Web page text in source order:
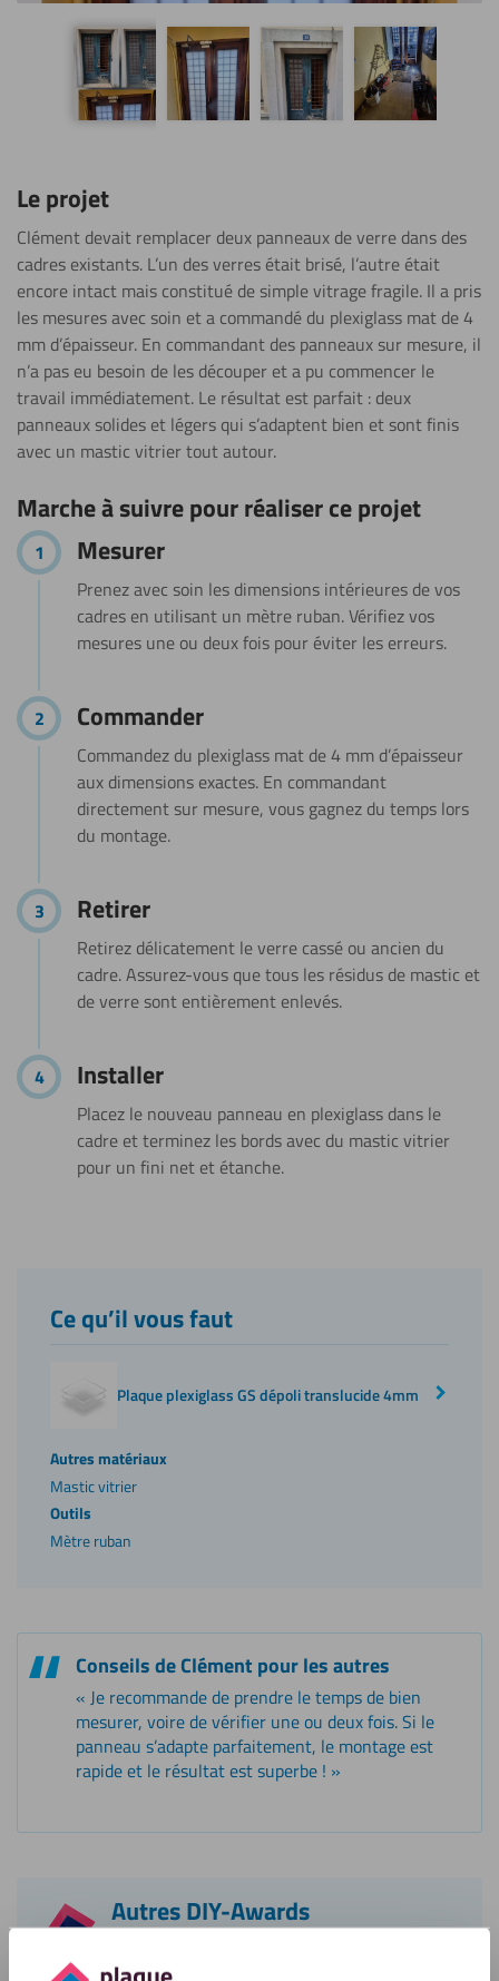
Le projet
Clément devait remplacer deux panneaux de verre dans des
cadres existants. L’un des verres était brisé, l’autre était
encore intact mais constitué de simple vitrage fragile. Il a pris
les mesures avec soin et a commandé du plexiglass mat de 4
mm d’épaisseur. En commandant des panneaux sur mesure, il
n’a pas eu besoin de les découper et a pu commencer le
travail immédiatement. Le résultat est parfait : deux
panneaux solides et légers qui s’adaptent bien et sont finis
avec un mastic vitrier tout autour.
Marche à suivre pour réaliser ce projet
étapesMesurer
Prenez avec soin les dimensions intérieures de vos
cadres en utilisant un mètre ruban. Vérifiez vos
mesures une ou deux fois pour éviter les erreurs.
Commander
Commandez du plexiglass mat de 4 mm d’épaisseur
aux dimensions exactes. En commandant
directement sur mesure, vous gagnez du temps lors
du montage.
Retirer
Retirez délicatement le verre cassé ou ancien du
cadre. Assurez-vous que tous les résidus de mastic et
de verre sont entièrement enlevés.
Installer
Placez le nouveau panneau en plexiglass dans le
cadre et terminez les bords avec du mastic vitrier
pour un fini net et étanche.
Ce qu’il vous faut
Plaque plexiglass GS dépoli translucide 4mm
Autres matériaux
Mastic vitrier
Outils
Mètre ruban
Conseils de Clément pour les autres
« Je recommande de prendre le temps de bien
mesurer, voire de vérifier une ou deux fois. Si le
panneau s’adapte parfaitement, le montage est
rapide et le résultat est superbe ! »
Autres DIY-Awards
autres au DIY-Awards. Ou participez vous